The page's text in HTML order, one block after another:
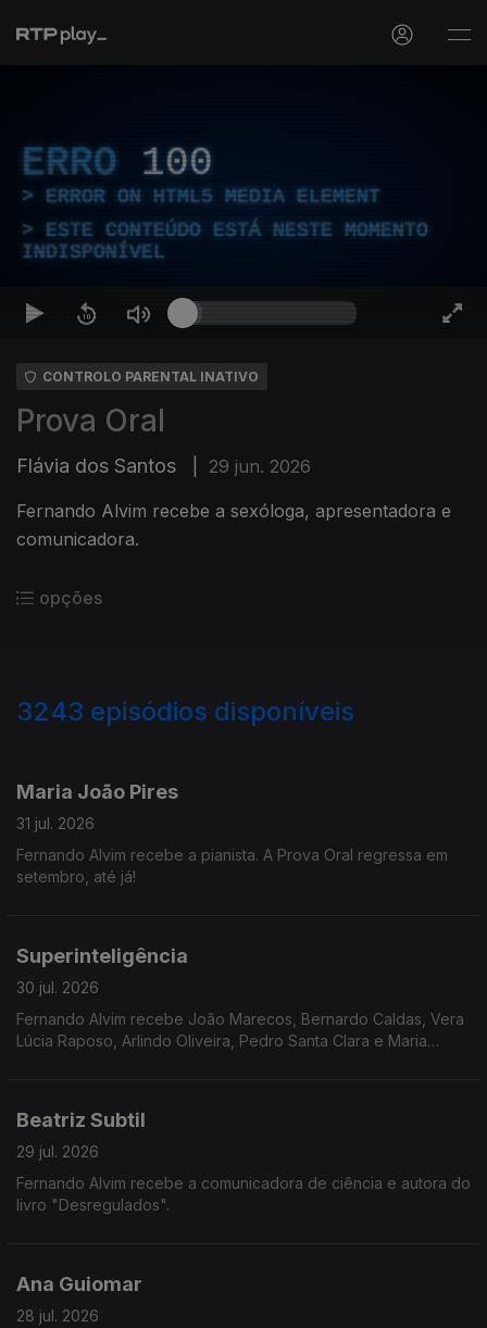
ERRO 100
ERROR ON HTML5 MEDIA ELEMENT
ESTE CONTEÚDO ESTÁ NESTE MOMENTO
INDISPONÍVEL
CONTROLO PARENTAL INATIVO
Prova Oral
Flávia dos Santos 29 jun. 2026
Fernando Alvim recebe a sexóloga, apresentadora e
comunicadora.
opções
3243 episódios disponíveis
Maria João Pires
31 jul. 2026
Fernando Alvim recebe a pianista. A Prova Oral regressa em
setembro, até já!
Superinteligência
30 jul. 2026
Fernando Alvim recebe João Marecos, Bernardo Caldas, Vera
Lúcia Raposo, Arlindo Oliveira, Pedro Santa Clara e Maria
Beatriz Subtil
29 jul. 2026
Fernando Alvim recebe a comunicadora de ciência e autora do
livro "Desregulados".
Ana Guiomar
28 jul. 2026